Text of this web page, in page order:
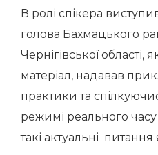
В ролі спікера
голова Бахмацького
Чернігівської
матеріал, надавав
практики та
режимі реального часу
такі актуальні питання